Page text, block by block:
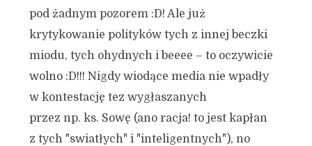
pod żadnym pozorem :D! Ale już
krytykowanie polityków tych z innej beczki
miodu, tych ohydnych i beeee – to oczywicie
wolno :D!!! Nigdy wiodące media nie wpadły
w kontestację tez wygłaszanych
przez np. ks. Sowę (ano racja! to jest kapłan
z tych "swiatłych" i "inteligentnych"), no